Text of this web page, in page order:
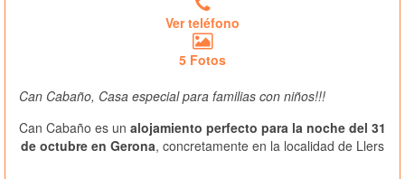
Ver teléfono
5 Fotos
Can Cabaño, Casa especial para familias con niños!!!
Can Cabaño es un alojamiento perfecto para la noche del 31
de octubre en Gerona, concretamente en la localidad de Llers